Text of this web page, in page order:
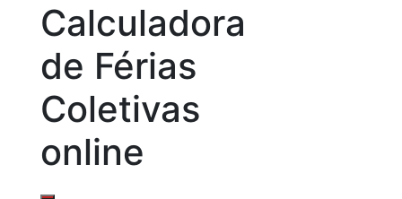
Calculadora
de Férias
Coletivas
online